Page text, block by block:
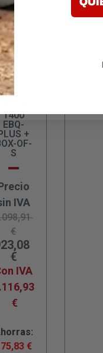
entorno de
es ideal
1400
EBQ-
PLUS +
OF-
S
IVA
€
€
IVA
€
€